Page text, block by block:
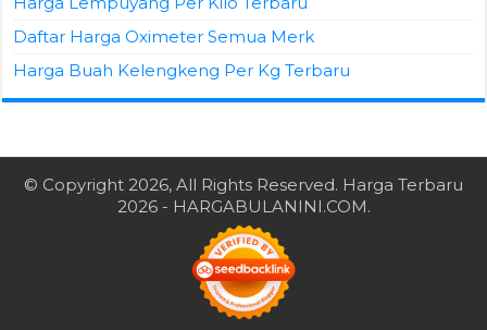
Daftar Harga Oximeter Semua Merk
Harga Buah Kelengkeng Per Kg Terbaru
© Copyright 2026, All Rights Reserved. Harga Terbaru
2026- HARGABULANINI.COM.